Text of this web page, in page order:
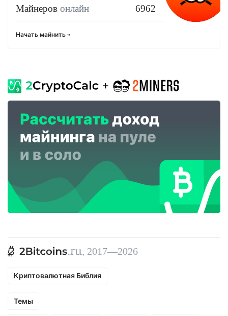
Майнеров онлайн 6962
Начать майнить
, 2017—2026
Криптовалютная Библия
Темы